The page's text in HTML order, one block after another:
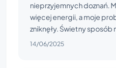
nieprzyjemnych doznań.
więcej energii, a moje
zniknęły. Świetny sposób
14/06/2025